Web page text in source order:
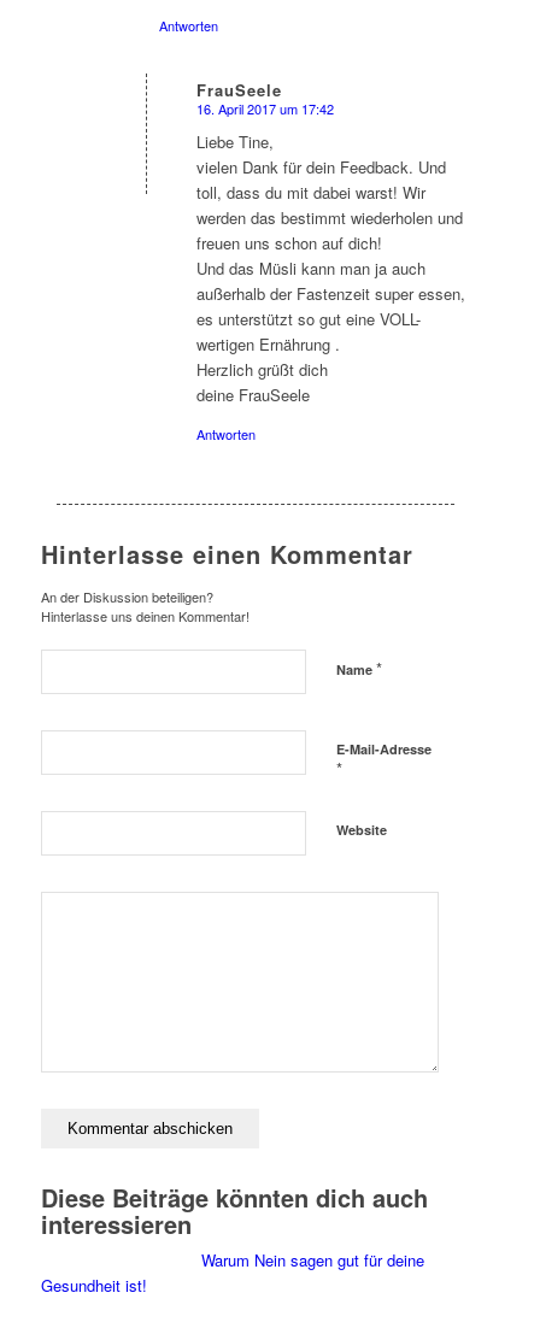
Antworten
FrauSeele
sagte:
16. April 2017 um 17:42
Liebe Tine,
vielen Dank für dein Feedback. Und
toll, dass du mit dabei warst! Wir
werden das bestimmt wiederholen und
freuen uns schon auf dich!
Und das Müsli kann man ja auch
außerhalb der Fastenzeit super essen,
es unterstützt so gut eine VOLL-
wertigen Ernährung .
Herzlich grüßt dich
deine FrauSeele
Antworten
Hinterlasse einen Kommentar
An der Diskussion beteiligen?
Hinterlasse uns deinen Kommentar!
Name *
E-Mail-Adresse
*
Website
Diese Beiträge könnten dich auch
interessieren
Warum Nein sagen gut für deine
Gesundheit ist!